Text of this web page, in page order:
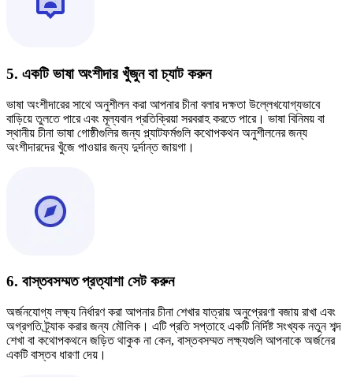
5. একটি ভাষা অংশীদার খুঁজুন বা চ্যাট করুন
ভাষা অংশীদারের সাথে অনুশীলন করা আপনার চীনা বলার দক্ষতা উল্লেখযোগ্যভাবে
বাড়িয়ে তুলতে পারে এবং মূল্যবান প্রতিক্রিয়া সরবরাহ করতে পারে। ভাষা বিনিময় বা
স্থানীয় চীনা ভাষা গোষ্ঠীগুলির জন্য প্ল্যাটফর্মগুলি কথোপকথন অনুশীলনের জন্য
অংশীদারদের খুঁজে পাওয়ার জন্য দুর্দান্ত জায়গা।
6. বাস্তবসম্মত প্রত্যাশা সেট করুন
অর্জনযোগ্য লক্ষ্য নির্ধারণ করা আপনার চীনা শেখার যাত্রায় অনুপ্রেরণা বজায় রাখা এবং
অগ্রগতি ট্র্যাক করার জন্য মৌলিক। এটি প্রতি সপ্তাহে একটি নির্দিষ্ট সংখ্যক নতুন শব্দ
শেখা বা কথোপকথনে জড়িত থাকুক না কেন, বাস্তবসম্মত লক্ষ্যগুলি আপনাকে অর্জনের
একটি বাস্তব ধারণা দেয়।